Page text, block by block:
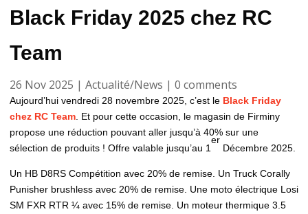
Black Friday 2025 chez RC
Team
26 Nov 2025 | Actualité/News | 0 comments
Aujourd’hui vendredi 28 novembre 2025, c’est le Black Friday
chez RC Team . Et pour cette occasion, le magasin de Firminy
propose une réduction pouvant aller jusqu’à 40% sur une
sélection de produits ! Offre valable jusqu’au 1
er
Décembre 2025.
Un HB D8RS Compétition avec 20% de remise. Un Truck Corally
Punisher brushless avec 20% de remise. Une moto électrique Losi
SM FXR RTR ¼ avec 15% de remise. Un moteur thermique 3.5